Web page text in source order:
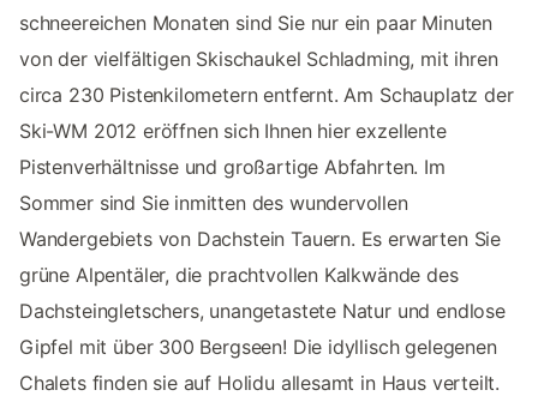
schneereichen Monaten sind Sie nur ein paar Minuten
von der vielfältigen Skischaukel Schladming, mit ihren
circa 230 Pistenkilometern entfernt. Am Schauplatz der
Ski-WM 2012 eröffnen sich Ihnen hier exzellente
Pistenverhältnisse und großartige Abfahrten. Im
Sommer sind Sie inmitten des wundervollen
Wandergebiets von Dachstein Tauern. Es erwarten Sie
grüne Alpentäler, die prachtvollen Kalkwände des
Dachsteingletschers, unangetastete Natur und endlose
Gipfel mit über 300 Bergseen! Die idyllisch gelegenen
Chalets finden sie auf Holidu allesamt in Haus verteilt.